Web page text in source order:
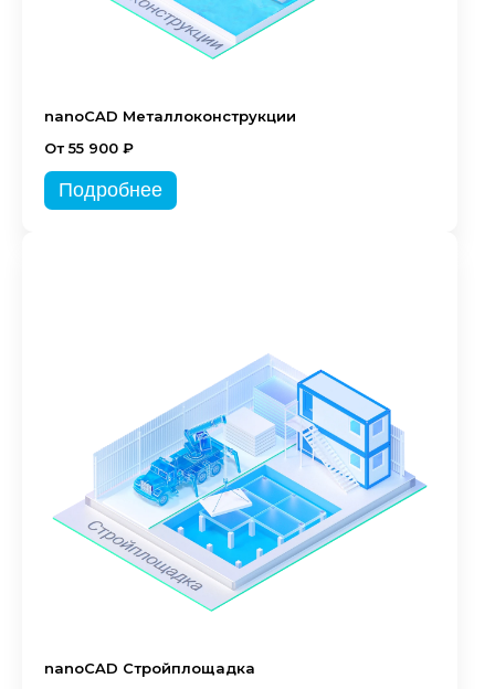
nanoCAD Металлоконструкции
От 55 900 ₽
Подробнее
nanoCAD Стройплощадка